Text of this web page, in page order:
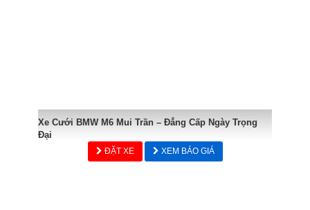
Xe Cưới BMW M6 Mui Trần – Đẳng Cấp Ngày Trọng
Đại
ĐẶT XE XEM BÁO GIÁ